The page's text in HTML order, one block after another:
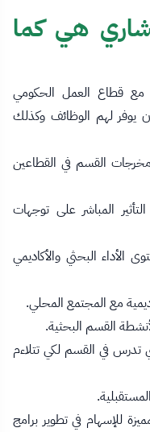
هي كما
مع قطاع العمل الحكومي
لهم الوظائف وكذلك
القسم في القطاعين
المباشر على توجهات
البحثي والأكاديمي
مع المجتمع المحلي.
القسم البحثية.
تدرس في القسم لكي تتلاءم
للإسهام في تطوير برامج